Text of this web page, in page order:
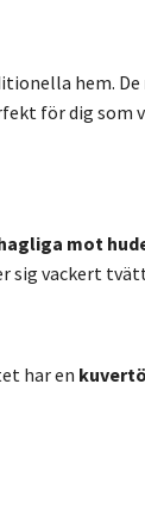
hem. De
för dig som
mot
sig vackert
har en